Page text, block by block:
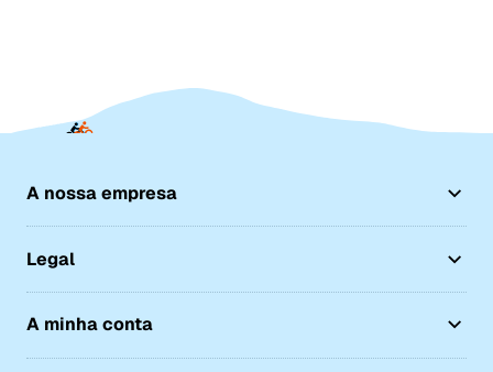
A nossa empresa
Legal
A minha conta